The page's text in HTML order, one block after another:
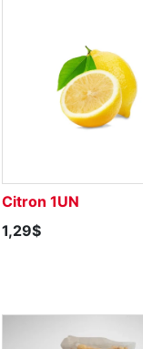
Citron 1UN
1,29$